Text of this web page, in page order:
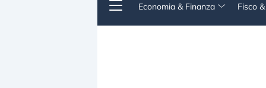
Economia & Finanza Fisco